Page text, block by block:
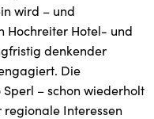
wird – und
Hochreiter Hotel- und
denkender
Die
– schon wiederholt
regionale Interessen